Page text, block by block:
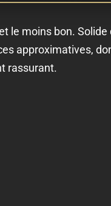
le moins bon. Solide
approximatives,
rassurant.